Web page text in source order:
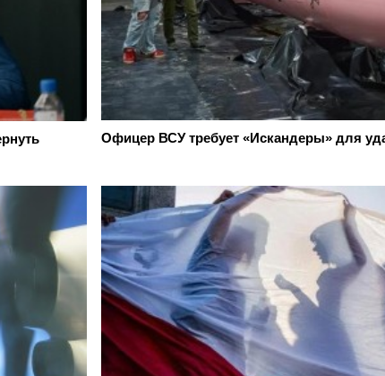
Офицер ВСУ требует «Искандеры» для